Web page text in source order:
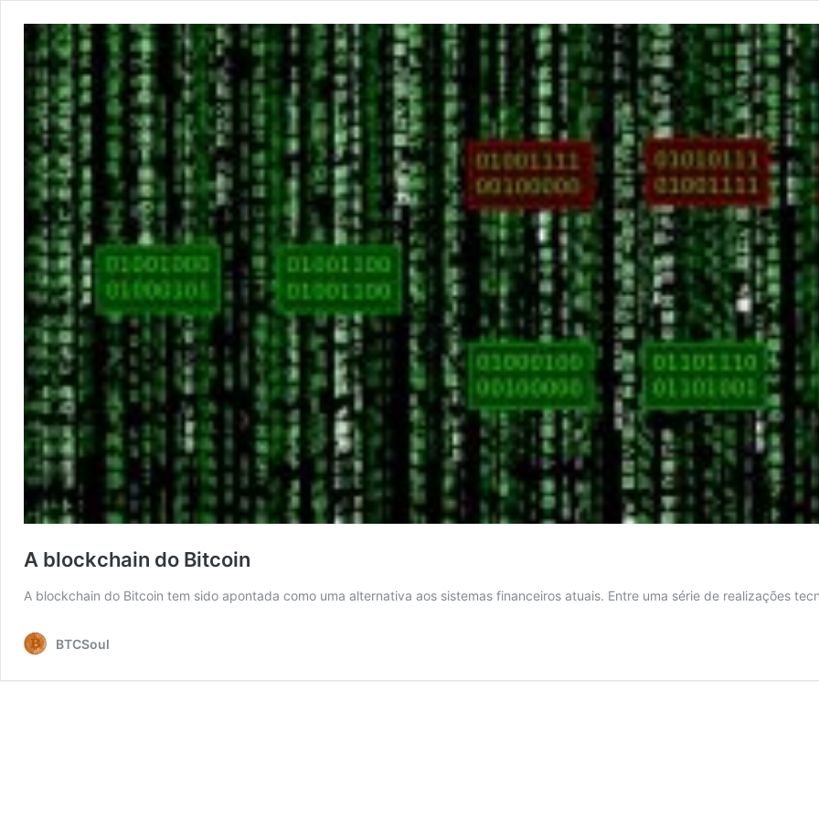
A blockchain do Bitcoin
A blockchain do Bitcoin tem sido apontada como uma alternativa aos sistemas financeiros atuais. Entre uma série de realizações
BTCSoul